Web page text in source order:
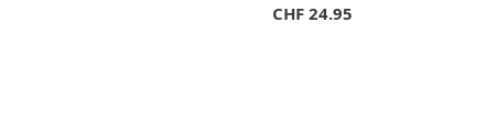
CHF 24.95